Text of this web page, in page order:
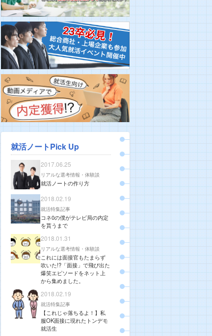
就活ノートPick Up
2017.06.25
リアルな選考情報・体験談
就活ノートの作り方
2018.02.19
就活特集記事
コネ0の僕がテレビ局の内定
を貰うまで
2018.01.31
リアルな選考情報・体験談
これには面接官もたまらず
吹いた!?「面接」で飛び出た
爆笑エピソードをネット上
から集めました。
2018.02.19
就活特集記事
【これじゃ落ちるよ！】私
服OK面接に現れたトンデモ
就活生